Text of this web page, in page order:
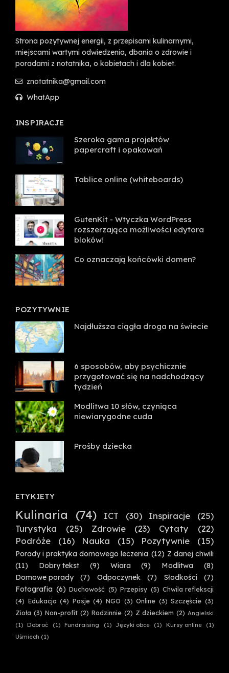
Strona pozytywnej energii, z przepisami kulinarnymi,
miejscami wartymi odwiedzenia, dbania o zdrowie i
poradami z notatnika, o kobietach i dla kobiet.
znotatnika@gmail.com
WhatApp
INSPIRACJE
Szeroka gama projektów
papercraft i opakowań
Tablice online (whiteboards)
GutenKit - Wtyczka WordPress
rozszerzająca możliwości edytora
bloków!
Co oznaczają końcówki domen?
POZYTYWNIE
Najdłuższa ciągła droga na świecie
6 sposobów, aby psychicznie
przygotować się na nadchodzący
tydzień
Modlitwa 10 słów, czyniąca
niewiarygodne cuda
Prośby dziecka
ETYKIETY
Kulinaria (74) ICT (30) Inspiracje
(25)
Turystyka
(25) Zdrowie (23) Cytaty
(22)
Podróże
(16) Nauka (15) Pozytywnie (15)
Porady i praktyka domowego leczenia (12) Z danej chwili
(11)
Dobry tekst (9) Wiara (9) Modlitwa
(8)
Domowe porady
(7) Odpoczynek (7) Słodkości
(7)
Fotografia (6) Duchowość (5) Przepisy (5) Chwila reflekscji
(4) Edukacja (4) Pasje (4) NGO (3) Online (3) Szczęście (3)
Zioła (3) Non-profit (2) Rodzinnie (2) Z dzieckiem (2) Angielski
(1) Dobroć (1) Fundraising (1) Języki obce (1) Kursy online
(1)
Uśmiech (1)